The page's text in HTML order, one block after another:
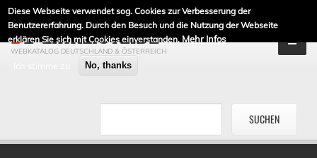
Diese Webseite verwendet sog. Cookies zur Verbesserung der
Benutzererfahrung. Durch den Besuch und die Nutzung der Webseite
erklären Sie sich mit Cookies einverstanden. Mehr Infos
No, thanks
DE-LINKLISTE.DE
WEBKATALOG DEUTSCHLAND & ÖSTERREICH